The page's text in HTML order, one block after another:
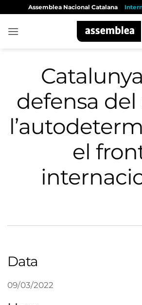
content
Assemblea Nacional Catalana
defensa del
el
Data
09/03/2022